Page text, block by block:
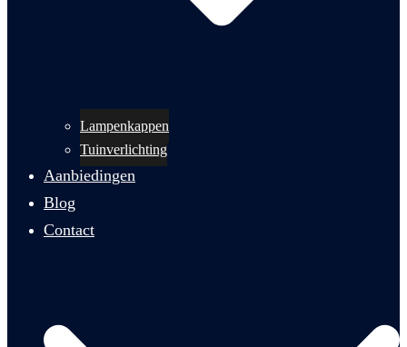
Lampenkappen
Tuinverlichting
Aanbiedingen
Blog
Contact